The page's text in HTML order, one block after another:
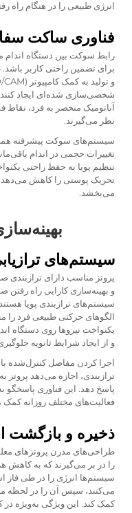
انرژی طبیعی را در هنگام راه
فناوری ساکت
رابط سوکت بین دستگاه اندام
برای تضمین راحتی کاربر
شخصی‌سازی شده‌ای ایجاد
آناتومیک منحصر به فرد، نقاط
نظر می‌گیرند.
سیستم‌های سوکت پیشرفته
تغییرات حجمی در اندام
تنظیم پویا به حفظ راحتی
تحریک پوستی را کاهش می‌دهد
می‌بخشد.
سیستم‌های
پروتز مناسب دارای
و بهینه‌سازی کارایی راه
سیستم‌های ترازبندی پویا
الگوهای حرکتی طبیعی فرد را
یکنواخت نیروها روی دستگاه
و از ایجاد شرایط ثانویه
اجرا کردن مفاصل کنترل‌شده
ترازبندی، اجازه می‌دهد
پاسخ دهد. این فناوری پاسخگو
فعالیت‌های مختلف روزانه کمک
ذخیره و بازگشت
طراحی‌های مدرن پروتزهای
را در بر می‌گیرند که به کاهش
سیستم‌ها انرژی را در طی فاز
می‌کنند، سپس آن را در لحظه
کمک کند. این ویژگی به‌ویژه